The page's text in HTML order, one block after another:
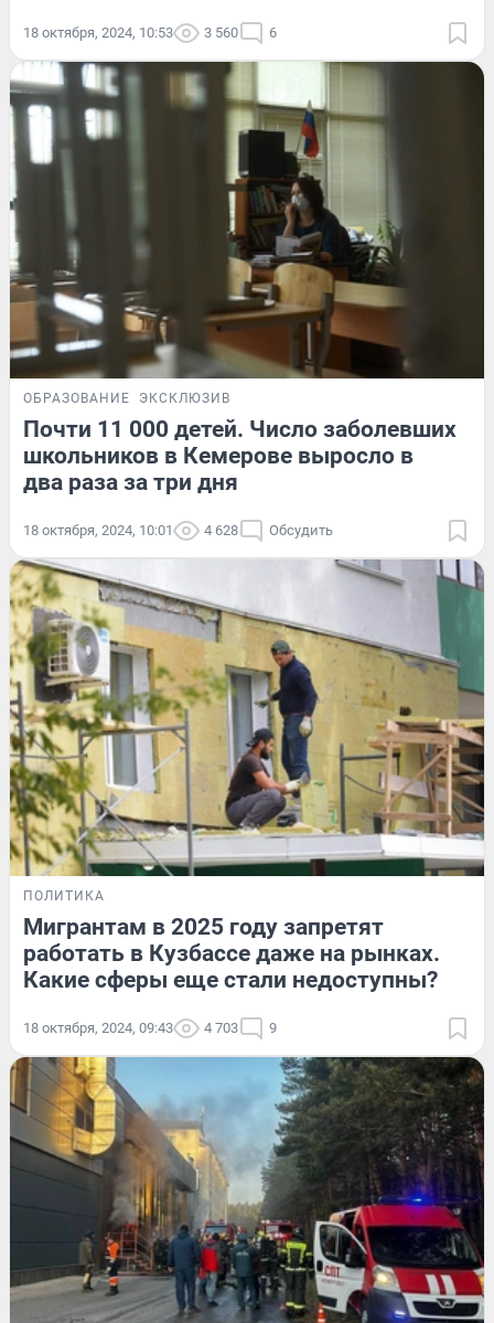
18 октября, 2024, 10:53 3 560 6
ОБРАЗОВАНИЕ ЭКСКЛЮЗИВ
Почти 11 000 детей. Число заболевших
школьников в Кемерове выросло в
два раза за три дня
18 октября, 2024, 10:01 4 628 Обсудить
ПОЛИТИКА
Мигрантам в 2025 году запретят
работать в Кузбассе даже на рынках.
Какие сферы еще стали недоступны?
18 октября, 2024, 09:43 4 703 9